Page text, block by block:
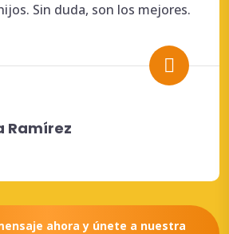
Sin duda, son los mejores.
Ramírez
ahora y únete a nuestra